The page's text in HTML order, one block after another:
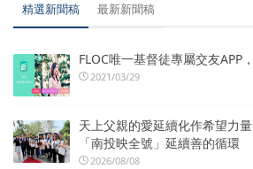
精選新聞稿 最新新聞稿
FLOC唯一基督徒專屬交友APP
2021/03/29
天上父親的愛延續化作希望力
「南投映全號」延續善的循環
2026/08/08